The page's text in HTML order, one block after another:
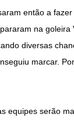
então a
na goleira
diversas
marcar.
equipes serão